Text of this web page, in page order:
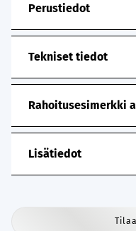
Perustiedot
Tekniset tiedot
Rahoitusesimerkki
Lisätiedot